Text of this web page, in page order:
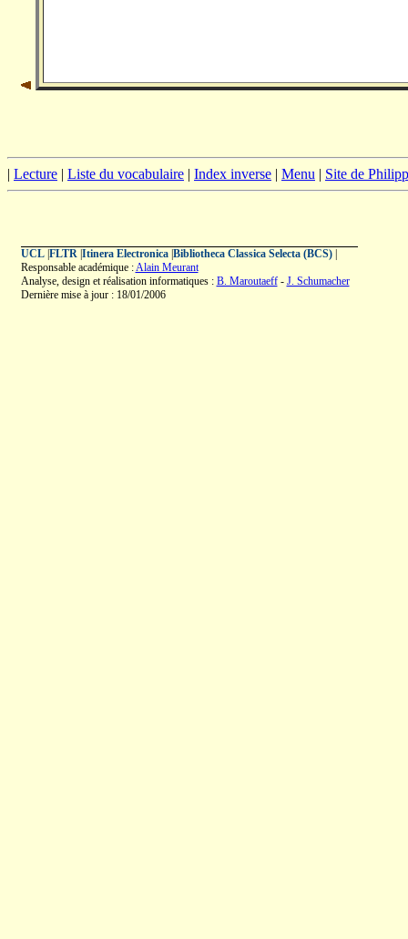
| Lecture | Liste du vocabulaire | Index inverse | Menu | Site de
UCL| FLTR| Itinera Electronica| Bibliotheca Classica Selecta (BCS)|
Responsable académique :Alain Meurant
Analyse, design et réalisation informatiques : B. Maroutaeff- J. Schumacher
Dernière mise à jour : 18/01/2006